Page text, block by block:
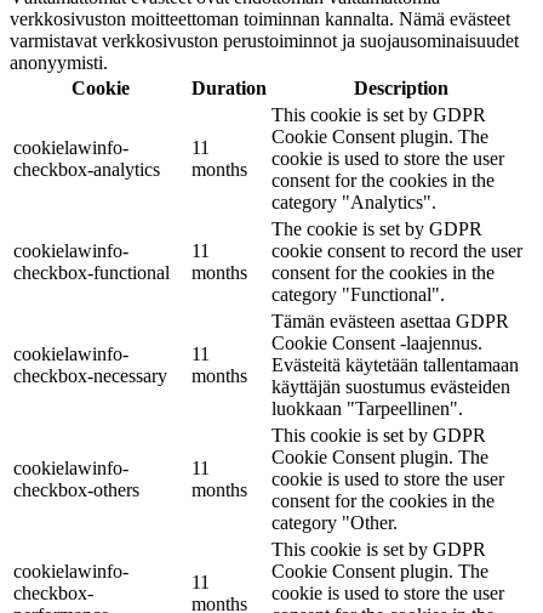
verkkosivuston moitteettoman toiminnan kannalta. Nämä evästeet
varmistavat verkkosivuston perustoiminnot ja suojausominaisuudet
anonyymisti.
Cookie
Duration Description
cookielawinfo-
checkbox-analytics
11
months
This cookie is set by GDPR
Cookie Consent plugin. The
cookie is used to store the user
consent for the cookies in the
category "Analytics".
cookielawinfo-
checkbox-functional
11
months
The cookie is set by GDPR
cookie consent to record the user
consent for the cookies in the
category "Functional".
cookielawinfo-
checkbox-necessary
11
months
Tämän evästeen asettaa GDPR
Cookie Consent -laajennus.
Evästeitä käytetään tallentamaan
käyttäjän suostumus evästeiden
luokkaan "Tarpeellinen".
cookielawinfo-
checkbox-others
11
months
This cookie is set by GDPR
Cookie Consent plugin. The
cookie is used to store the user
consent for the cookies in the
category "Other.
cookielawinfo-
checkbox-
11
months
This cookie is set by GDPR
Cookie Consent plugin. The
cookie is used to store the user